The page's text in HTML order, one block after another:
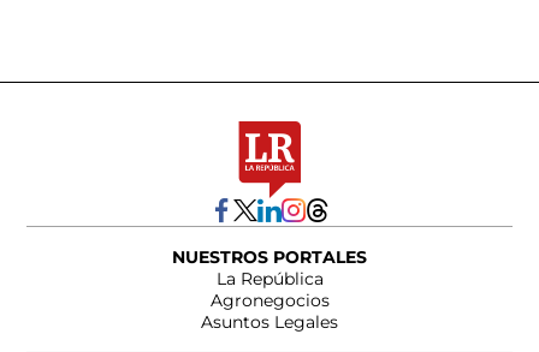
NUESTROS PORTALES
La República
Agronegocios
Asuntos Legales